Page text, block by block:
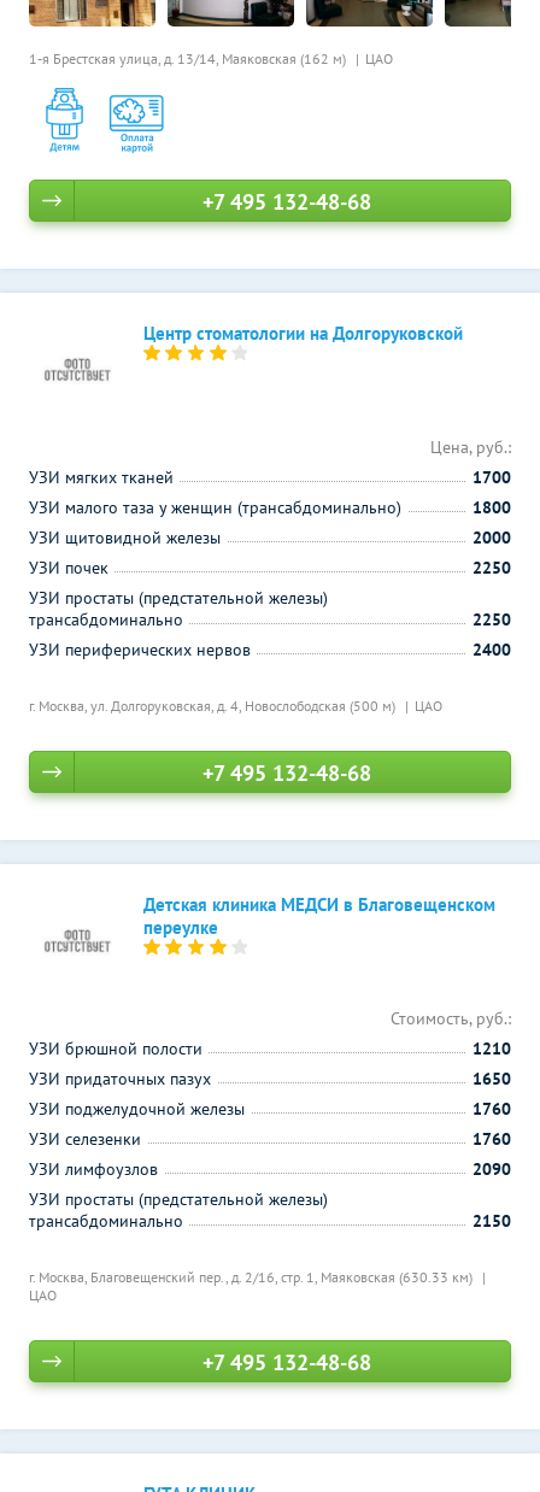
1-я Брестская улица, д. 13/14, Маяковская (162 м) ЦАО
+7 495 132-48-68
Центр стоматологии на Долгоруковской
г. Москва, ул. Долгоруковская, д. 4, Новослободская (500 м) ЦАО
Цена, руб.:
УЗИ мягких тканей
1700
УЗИ малого таза у женщин (трансабдоминально)
1800
УЗИ щитовидной железы
2000
УЗИ почек
2250
УЗИ простаты (предстательной железы)
трансабдоминально
2250
УЗИ периферических нервов
2400
+7 495 132-48-68
Детская клиника МЕДСИ в Благовещенском
переулке
г. Москва, Благовещенский пер., д. 2/16, стр. 1, Маяковская (630.33 км)
ЦАО
Стоимость, руб.:
УЗИ брюшной полости
1210
УЗИ придаточных пазух
1650
УЗИ поджелудочной железы
1760
УЗИ селезенки
1760
УЗИ лимфоузлов
2090
УЗИ простаты (предстательной железы)
трансабдоминально
2150
+7 495 132-48-68